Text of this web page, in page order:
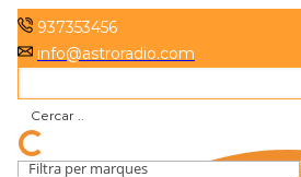
937353456
info@astroradio.com
Filtra per marques